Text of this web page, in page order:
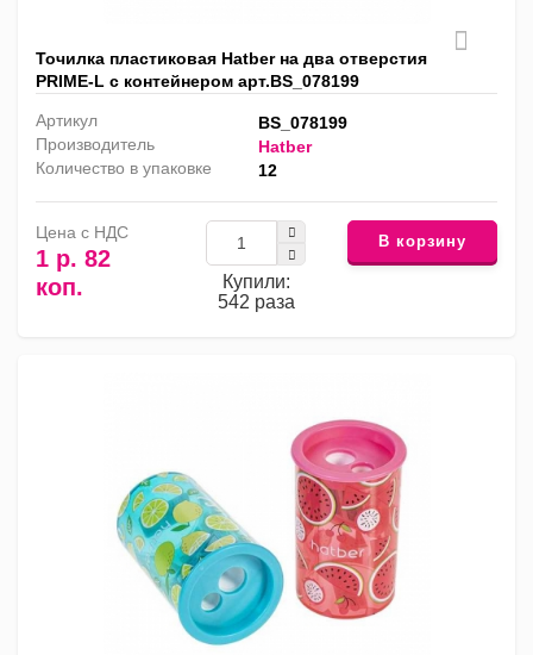
Точилка пластиковая Hatber на два отверстия
PRIME-L с контейнером арт.BS_078199
Артикул
BS_078199
Производитель
Hatber
Количество в упаковке
12
Цена с НДС
1 р. 82
коп.
Купили:
542 раза
В корзину